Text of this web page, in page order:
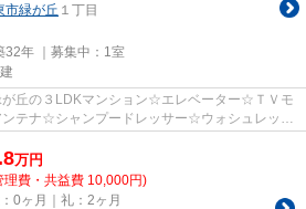
市緑が丘 １丁目
年 ｜募集中： 1室
が丘の３LDKマンション☆エレベーター☆ＴＶモ
テナ☆シャンプードレッサー☆ウォシュレット
談♪♪...
万円
理費・共益費 10,000円)
0ヶ月｜礼：2ヶ月